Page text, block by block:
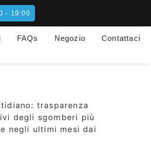
- 19:00
FAQs Negozio Contattaci
trasparenza
degli sgomberi più
negli ultimi mesi dai